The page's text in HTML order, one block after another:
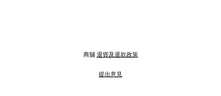
商舖 退貨及退款政策
提出意見